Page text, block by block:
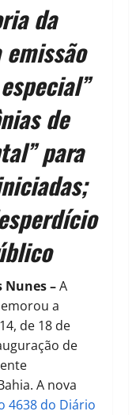
da
de
para
Nunes –A
a
de 18 de
de
A nova
4638 do Diário